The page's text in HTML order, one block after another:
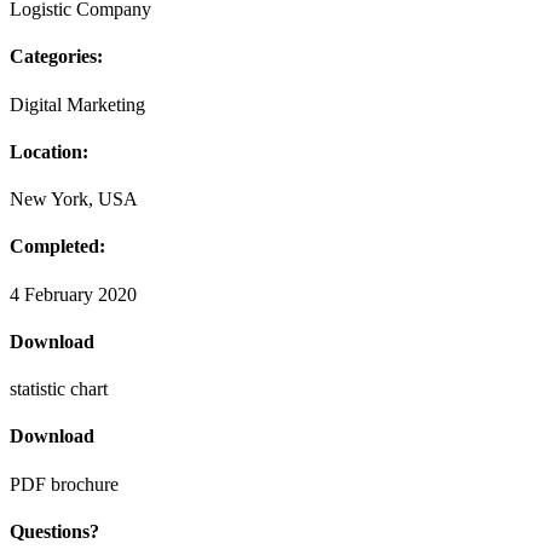
Logistic Company
Categories:
Digital Marketing
Location:
New York, USA
Completed:
4 February 2020
Download
statistic chart
Download
PDF brochure
Questions?